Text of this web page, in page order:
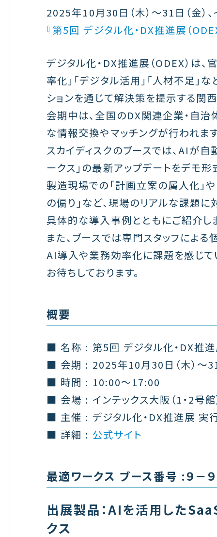
2025年10月30日（木）～31日（金）
『第5回 デジタル化・DX推進展（
デジタル化・DX推進展（ODEX）は
率化」「デジタル活用」「人材不足」
ションを通じて解決策を提示する関
会期中は、全国のDX関連企業・自
な情報交換やマッチングが行われま
スカイディスクのブースでは、AIが
ークス」の最新アップデートをデモ
製造現場での「計画立案の属人化」
の偏り」など、現場のリアルな課題
具体的な導入事例とともにご紹介し
また、ブースでは専門スタッフによる
AI導入や業務効率化に課題を感じて
お待ちしております。
概要
■ 名称 : 第5回 デジタル化・ DX推
■ 会期 : 2025年10月30日（木）～
■ 時間 : 10:00〜17:00
■ 会場 : インテックス大阪 （1 ・2号館
■ 主催 : デジタル化・DX推進展 実
■ 詳細 : 公式サイト
最適ワークス ブース番号 :９－９
出展製品：AIを活用した
クス